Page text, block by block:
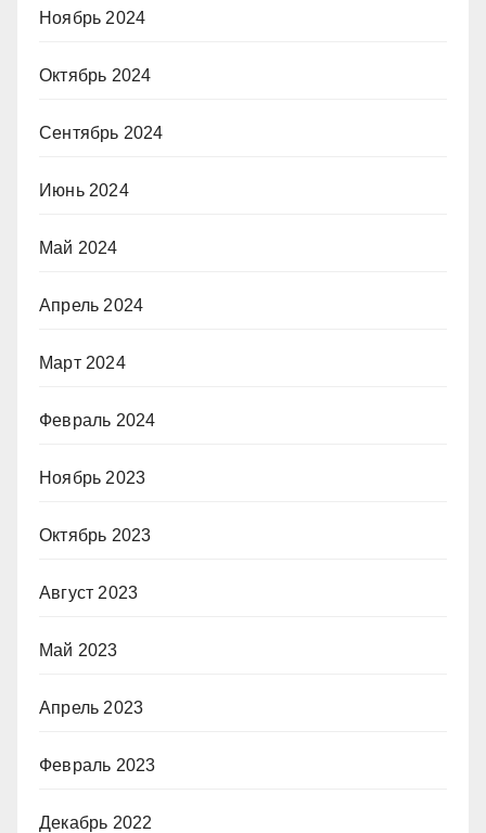
Ноябрь 2024
Октябрь 2024
Сентябрь 2024
Июнь 2024
Май 2024
Апрель 2024
Март 2024
Февраль 2024
Ноябрь 2023
Октябрь 2023
Август 2023
Май 2023
Апрель 2023
Февраль 2023
Декабрь 2022